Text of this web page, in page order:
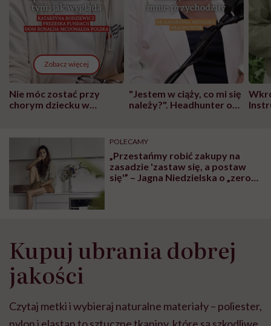
Zobacz więcej
Nie móc zostać przy
chorym dziecku w
może chyba tylko
głupota i brak
wyobraźni"
"Jestem w ciąży, co mi się
należy?". Headhunter o
pracy
POLECAMY
„Przestańmy robić zakupy na
zasadzie 'zastaw się, a postaw
się'” – Jagna Niedzielska o „zero
Kupuj ubrania dobrej
jakości
Czytaj metki i wybieraj naturalne materiały – poliester,